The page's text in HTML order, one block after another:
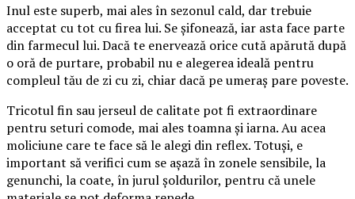
Inul este superb, mai ales în sezonul cald, dar trebuie
acceptat cu tot cu firea lui. Se șifonează, iar asta face parte
din farmecul lui. Dacă te enervează orice cută apărută după
o oră de purtare, probabil nu e alegerea ideală pentru
compleul tău de zi cu zi, chiar dacă pe umeraș pare poveste.
Tricotul fin sau jerseul de calitate pot fi extraordinare
pentru seturi comode, mai ales toamna și iarna. Au acea
moliciune care te face să le alegi din reflex. Totuși, e
important să verifici cum se așază în zonele sensibile, la
genunchi, la coate, în jurul șoldurilor, pentru că unele